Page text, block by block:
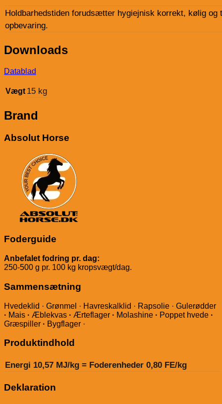
Holdbarhedstiden forudsætter hygiejnisk korrekt, kølig og
opbevaring.
Downloads
Datablad
Vægt 15 kg
Brand
Absolut Horse
Foderguide
Anbefalet fodring pr. dag:
250-500 g pr. 100 kg kropsvægt/dag.
Sammensætning
Hvedeklid · Grønmel · Havreskalklid · Rapsolie · Gulerødder
· Mais · Æblekvas · Ærteflager · Molashine · Poppet hvede ·
Græspiller · Bygflager ·
Produktindhold
Energi 10,57 MJ/kg = Foderenheder 0,80 FE/kg
Deklaration